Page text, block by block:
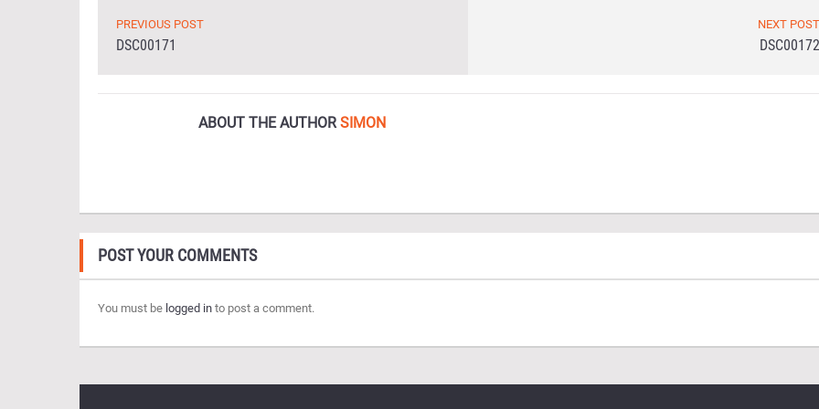
PREVIOUS POST
DSC00171
NEXT POST
DSC00172
ABOUT THE AUTHORSIMON
POST YOUR COMMENTS
You must be logged in to post a comment.